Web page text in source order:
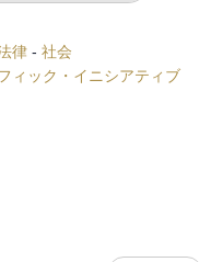
面、その仕組みを維持す
味で）一般的な読者にと
権を支持していた人にと
立的な立場の本」という
アティブ理事長の船橋洋
が「はじめに」でこう書
律 - 社会
ィック・イニシアティブ